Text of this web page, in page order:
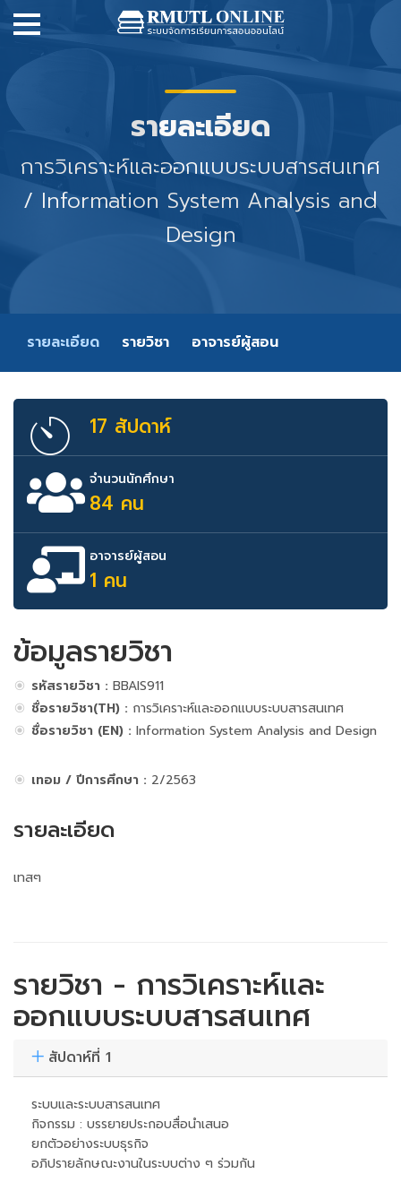
รายละเอียด
การวิเคราะห์และออกแบบระบบสารสนเทศ
/ Information System Analysis and
Design
รายละเอียด รายวิชา อาจารย์ผู้สอน
17 สัปดาห์
จำนวนนักศึกษา
84 คน
อาจารย์ผู้สอน
1 คน
ข้อมูลรายวิชา
รหัสรายวิชา : BBAIS911
ชื่อรายวิชา(TH) : การวิเคราะห์และออกแบบระบบสารสนเทศ
ชื่อรายวิชา (EN) : Information System Analysis and Design
เทอม / ปีการศึกษา : 2/2563
รายละเอียด
เทสๆ
รายวิชา - การวิเคราะห์และ
ออกแบบระบบสารสนเทศ
สัปดาห์ที่ 1
ระบบและระบบสารสนเทศ
กิจกรรม : บรรยายประกอบสื่อนำเสนอ
ยกตัวอย่างระบบธุรกิจ
อภิปรายลักษณะงานในระบบต่าง ๆ ร่วมกัน